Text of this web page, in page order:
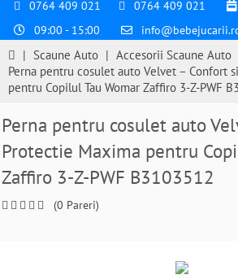
0764 409 021 0764 409 021
09:00 - 15:00
| Scaune Auto | Accesorii Scaune Auto
Perna pentru cosulet auto Velvet – Confort
pentru Copilul Tau Womar Zaffiro 3-Z-PWF
Perna pentru cosulet auto
Protectie Maxima pentru
Zaffiro 3-Z-PWF B3103512
(0 Pareri)